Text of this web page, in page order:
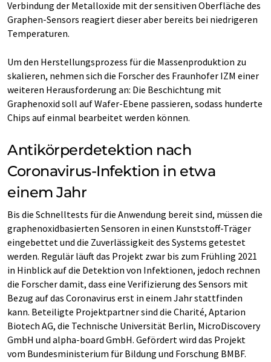
Verbindung der Metalloxide mit der sensitiven Oberfläche des
Graphen-Sensors reagiert dieser aber bereits bei niedrigeren
Temperaturen.
Um den Herstellungsprozess für die Massenproduktion zu
skalieren, nehmen sich die Forscher des Fraunhofer IZM einer
weiteren Herausforderung an: Die Beschichtung mit
Graphenoxid soll auf Wafer-Ebene passieren, sodass hunderte
Chips auf einmal bearbeitet werden können.
Antikörperdetektion nach
Coronavirus-Infektion in etwa
einem Jahr
Bis die Schnelltests für die Anwendung bereit sind, müssen die
graphenoxidbasierten Sensoren in einen Kunststoff-Träger
eingebettet und die Zuverlässigkeit des Systems getestet
werden. Regulär läuft das Projekt zwar bis zum Frühling 2021
in Hinblick auf die Detektion von Infektionen, jedoch rechnen
die Forscher damit, dass eine Verifizierung des Sensors mit
Bezug auf das Coronavirus erst in einem Jahr stattfinden
kann. Beteiligte Projektpartner sind die Charité, Aptarion
Biotech AG, die Technische Universität Berlin, MicroDiscovery
GmbH und alpha-board GmbH. Gefördert wird das Projekt
vom Bundesministerium für Bildung und Forschung BMBF.